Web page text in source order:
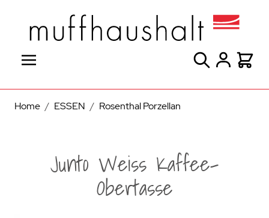
Suche
Home / ESSEN / Rosenthal Porzellan
Junto Weiss Kaffee-
Obertasse